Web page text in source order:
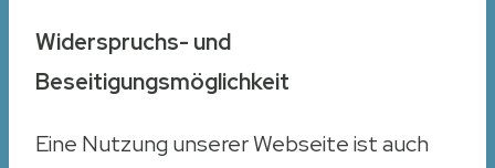
Widerspruchs- und
Beseitigungsmöglichkeit
Eine Nutzung unserer Webseite ist auch